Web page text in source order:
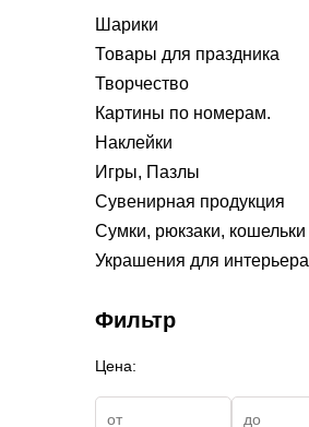
Шарики
Товары для праздника
Творчество
Картины по номерам.
Наклейки
Игры, Пазлы
Сувенирная продукция
Сумки, рюкзаки, кошельки
Украшения для интерьера
Фильтр
Цена: